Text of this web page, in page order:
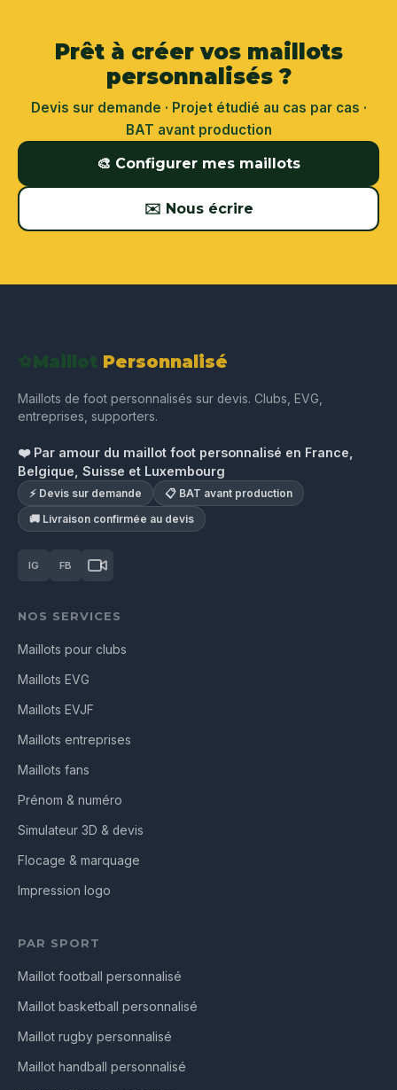
Prêt à créer vos maillots
personnalisés ?
Devis sur demande · Projet étudié au cas par cas ·
BAT avant production
🎨 Configurer mes maillots
✉️ Nous écrire
⚽Maillot Personnalisé
Maillots de foot personnalisés sur devis. Clubs, EVG,
entreprises, supporters.
❤️ Par amour du maillot foot personnalisé en France,
Belgique, Suisse et Luxembourg
⚡ Devis sur demande
📋 BAT avant production
🚚 Livraison confirmée au devis
IG FB
NOS SERVICES
Maillots pour clubs
Maillots EVG
Maillots EVJF
Maillots entreprises
Maillots fans
Prénom & numéro
Simulateur 3D & devis
Flocage & marquage
Impression logo
PAR SPORT
Maillot football personnalisé
Maillot basketball personnalisé
Maillot rugby personnalisé
Maillot handball personnalisé